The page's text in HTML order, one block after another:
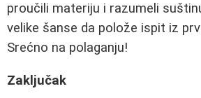
proučili materiju i razumeli
velike šanse da polože ispit iz
Srećno na polaganju!
Zaključak